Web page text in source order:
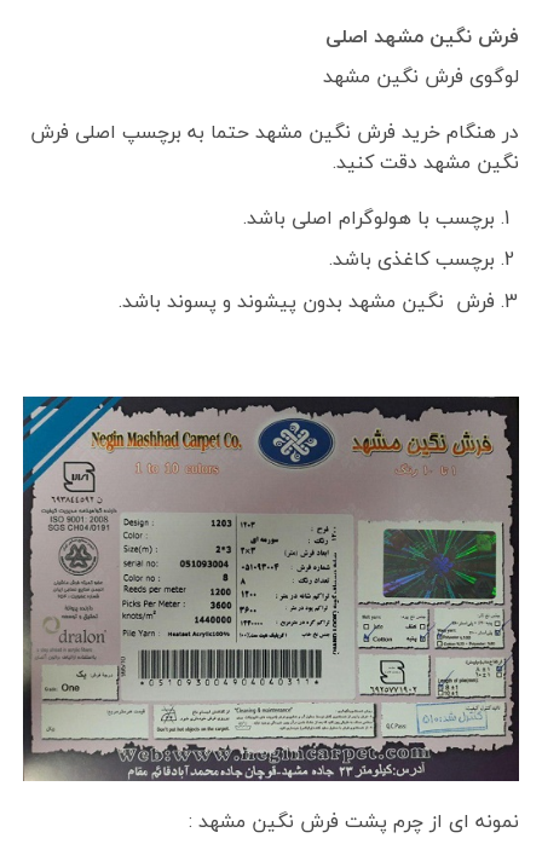
فرش نگین مشهد اصلی
لوگوی فرش نگین مشهد
در هنگام خرید فرش نگین مشهد حتما به برچسپ اصلی فرش
نگین مشهد دقت کنید.
برچسب با هولوگرام اصلی باشد.
برچسب کاغذی باشد.
فرش نگین مشهد بدون پیشوند و پسوند باشد.
نمونه ای از چرم پشت فرش نگین مشهد :